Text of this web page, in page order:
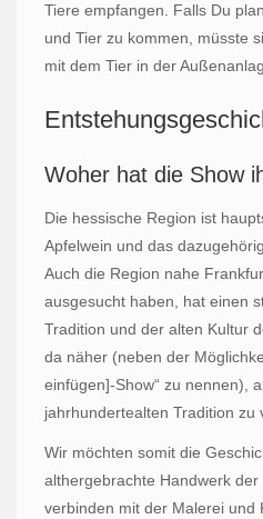
Tiere empfangen. Falls Du
und Tier zu kommen, müsste
mit dem Tier in der
Woher hat die Show
Die hessische Region ist
Apfelwein und das
Auch die Region nahe
ausgesucht haben, hat einen
Tradition und der alten Kultur
da näher (neben der
einfügen]-Show“ zu nennen),
jahrhundertealten Tradition zu
Wir möchten somit die
althergebrachte Handwerk der
verbinden mit der Malerei und